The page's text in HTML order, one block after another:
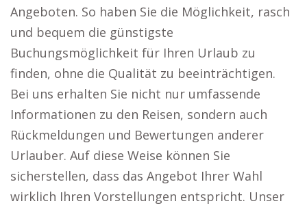
Angeboten. So haben Sie die Möglichkeit, rasch
und bequem die günstigste
Buchungsmöglichkeit für Ihren Urlaub zu
finden, ohne die Qualität zu beeinträchtigen.
Bei uns erhalten Sie nicht nur umfassende
Informationen zu den Reisen, sondern auch
Rückmeldungen und Bewertungen anderer
Urlauber. Auf diese Weise können Sie
sicherstellen, dass das Angebot Ihrer Wahl
wirklich Ihren Vorstellungen entspricht. Unser